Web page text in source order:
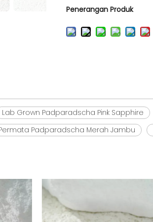
Penerangan Produk
Lab Grown Padparadscha Pink Sapphire
Padparadscha Merah Jambu